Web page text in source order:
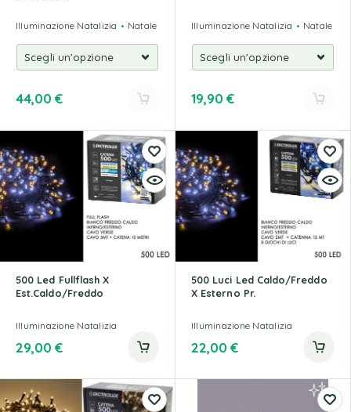
Illuminazione Natalizia Natale
44,00 €
Illuminazione Natalizia Natale
19,90 €
500 Led Fullflash X
Est.Caldo/Freddo
Illuminazione Natalizia
29,00 €
500 Luci Led Caldo/Freddo
X Esterno Pr.
Illuminazione Natalizia
22,00 €